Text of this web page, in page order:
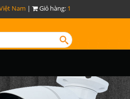
Nam | Giỏ hàng: 1